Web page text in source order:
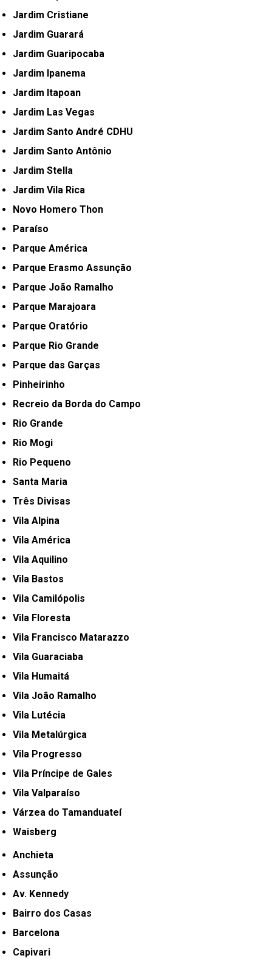
Jardim Cristiane
Jardim Guarará
Jardim Guaripocaba
Jardim Ipanema
Jardim Itapoan
Jardim Las Vegas
Jardim Santo André CDHU
Jardim Santo Antônio
Jardim Stella
Jardim Vila Rica
Novo Homero Thon
Paraíso
Parque América
Parque Erasmo Assunção
Parque João Ramalho
Parque Marajoara
Parque Oratório
Parque Rio Grande
Parque das Garças
Pinheirinho
Recreio da Borda do Campo
Rio Grande
Rio Mogi
Rio Pequeno
Santa Maria
Três Divisas
Vila Alpina
Vila América
Vila Aquilino
Vila Bastos
Vila Camilópolis
Vila Floresta
Vila Francisco Matarazzo
Vila Guaraciaba
Vila Humaitá
Vila João Ramalho
Vila Lutécia
Vila Metalúrgica
Vila Progresso
Vila Príncipe de Gales
Vila Valparaíso
Várzea do Tamanduateí
Waisberg
Anchieta
Assunção
Av. Kennedy
Bairro dos Casas
Barcelona
Capivari